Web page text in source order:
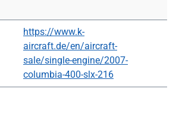
https://www.k-
aircraft.de/en/aircraft-
sale/single-engine/2007-
columbia-400-slx-216